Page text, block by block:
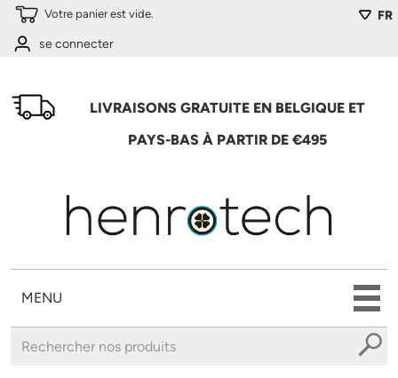
Aller au contenu principal FR
Votre panier est vide.
se connecter
LIVRAISONS GRATUITE EN BELGIQUE ET
PAYS-BAS À PARTIR DE €495
MENU